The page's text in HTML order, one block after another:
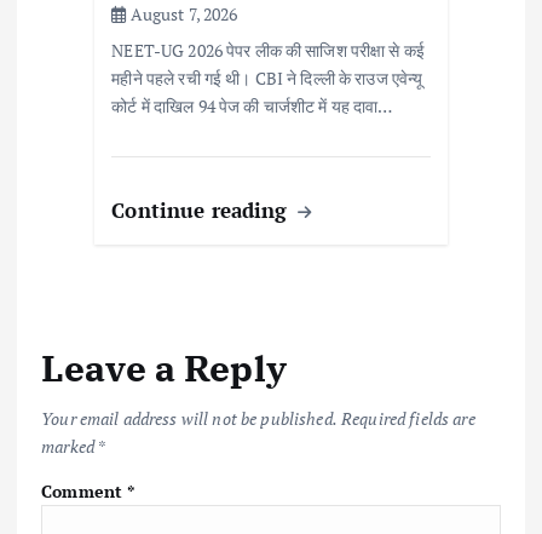
August 7, 2026
NEET-UG 2026 पेपर लीक की साजिश परीक्षा से कई
महीने पहले रची गई थी। CBI ने दिल्ली के राउज एवेन्यू
कोर्ट में दाखिल 94 पेज की चार्जशीट में यह दावा…
Continue reading
Leave a Reply
Your email address will not be published. Required fields are
marked*
Comment*